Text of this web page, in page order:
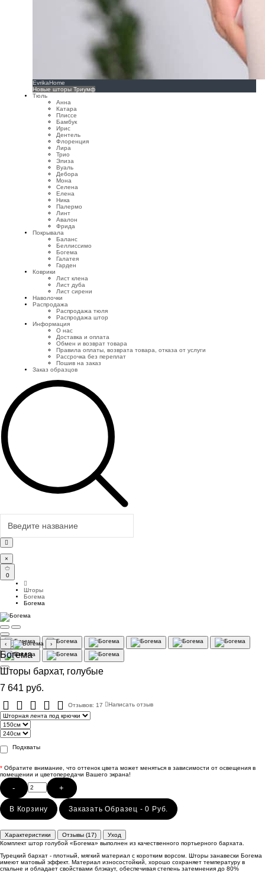
EvrikaHome
Новые шторы Триумф
Тюль
Анна
Катара
Плиссе
Бамбук
Ирис
Дентель
Флоренция
Лира
Трио
Элиза
Вуаль
Дебора
Мона
Селена
Елена
Ника
Палермо
Линт
Авалон
Фрида
Покрывала
Баланс
Беллиссимо
Богема
Галатея
Гарден
Коврики
Лист клена
Лист дуба
Лист сирени
Наволочки
Распродажа
Распродажа тюля
Распродажа штор
Информация
О нас
Доставка и оплата
Обмен и возврат товара
Правила оплаты, возврата товара, отказа от услуги
Рассрочка без переплат
Пошив на заказ
Заказ образцов
×
0
Шторы
Богема
Богема
‹ ›
Богема
Шторы бархат, голубые
7 641 руб.
Отзывов: 17 Написать отзыв
Подхваты
* Обратите внимание, что оттенок цвета может меняться в зависимости от освещения в
помещении и цветопередачи Вашего экрана!
- +
В Корзину Заказать Образец - 0 Руб.
Характеристики Отзывы (17)
Уход
Комплект штор голубой «Богема» выполнен из качественного портьерного бархата.
Турецкий бархат - плотный, мягкий материал с коротким ворсом. Шторы занавески Богема
имеют матовый эффект. Материал износостойкий, хорошо сохраняет температуру в
спальне и обладает свойствами блэкаут, обеспечивая степень затемнения до 80%